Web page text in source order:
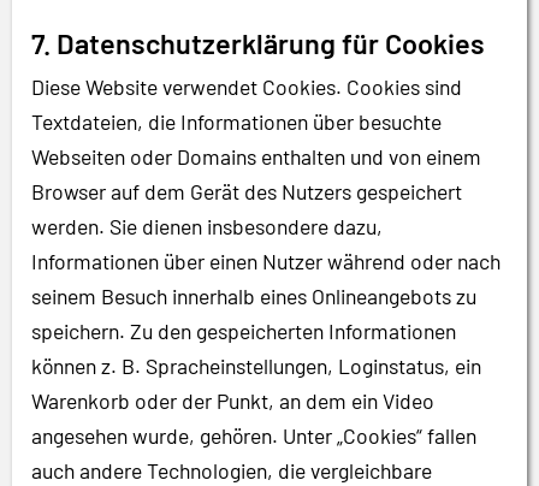
7. Datenschutzerklärung für Cookies
Diese Website verwendet Cookies. Cookies sind
Textdateien, die Informationen über besuchte
Webseiten oder Domains enthalten und von einem
Browser auf dem Gerät des Nutzers gespeichert
werden. Sie dienen insbesondere dazu,
Informationen über einen Nutzer während oder nach
seinem Besuch innerhalb eines Onlineangebots zu
speichern. Zu den gespeicherten Informationen
können z. B. Spracheinstellungen, Loginstatus, ein
Warenkorb oder der Punkt, an dem ein Video
angesehen wurde, gehören. Unter „Cookies“ fallen
auch andere Technologien, die vergleichbare